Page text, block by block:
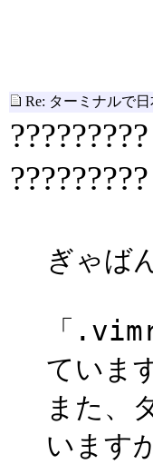
Re: ターミナルで
ぎゃば
「
ていま
また、
います